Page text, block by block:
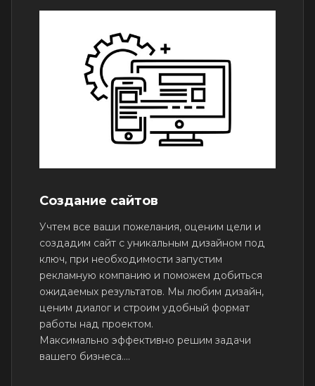
Создание сайтов
Учтем все ваши пожелания, оценим цели и
создадим сайт с уникальным дизайном под
ключ, при необходимости запустим
рекламную компанию и поможем добиться
ожидаемых результатов. Мы любим дизайн,
ценим диалог и строим удобный формат
работы над проектом.
Максимально эффективно решим задачи
вашего бизнеса....